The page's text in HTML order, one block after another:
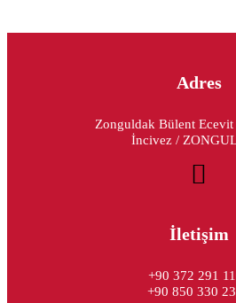
Adres
Zonguldak Bülent
İncivez /
İletişim
+90 372 291
+90 850 330